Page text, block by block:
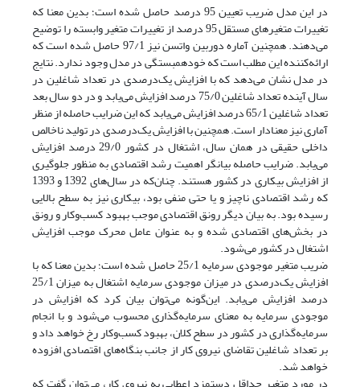
در این مدل ضریب تعیین 95 درصد حاصل شده است؛ بدین معنا که
تغییرات متغیرهای مستقل 95 درصد از تغییرات متغیر وابسته را توضیح
می‌دهند. همچنین آماره دوربین واتسن نیز 97/1 حاصل شده است که
ارائه‌کننده این مطلب است که خود‌همبستگی در مدل وجود ندارد. نتایج
در مدل نشان می‌دهد که با افزایش یک‌درصدی در تعداد شاغلین در
سال آینده تعداد شاغلین 75/0 درصد افزایش می‌یابد و در دو سال بعد
تعداد شاغلین 65/1 درصد افزایش می‌یابد که این ضرایب حاصله از منظر
آماری نیز معنادار است. همچنین با افزایش یک‌درصدی در تولید ناخالص
داخلی حقیقی در همان سال، اشتغال در کشور 29/0 درصد افزایش
می‌یابد. ضرایب حاصله بیانگر اهمیت رشد اقتصادی به منظور جلوگیری
از افزایش بیکاری در کشور هستند. چنان‌که در سال‌های 1392 و 1393
که رشد اقتصادی ناچیز و یا حتی منفی بود، بیکاری نیز به سطح بالایی
رسیده بود. به بیان دیگر رونق اقتصادی موجب بهبود کسب‌و‌کار و رونق
در بخش‌های اقتصادی شده و به عنوان عامل محرک موجب افزایش
اشتغال در کشور می‌شود.
ضریب متغیر موجودی سرمایه 25/1 حاصل شده است؛ بدین معنا که با
افزایش یک‌درصدی در میزان موجودی سرمایه اشتغال به میزان 25/1
درصد افزایش می‌یابد. این‌گونه می‌توان بیان کرد که افزایش در
موجودی سرمایه به معنای سرمایه‌گذاری محسوب می‌شود و با انجام
سرمایه‌گذاری در کشور در سطح کلان، بهبود کسب‌و‌کار رخ خواهد داد و
بر تعداد شاغلین تقاضای نیروی کار از جانب بنگاه‌های اقتصادی افزوده
خواهد شد.